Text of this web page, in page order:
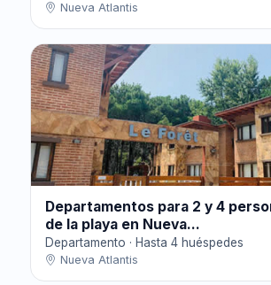
Nueva Atlantis
Departamentos para 2 y 4
de la playa en Nueva...
Departamento · Hasta 4 huéspedes
Nueva Atlantis